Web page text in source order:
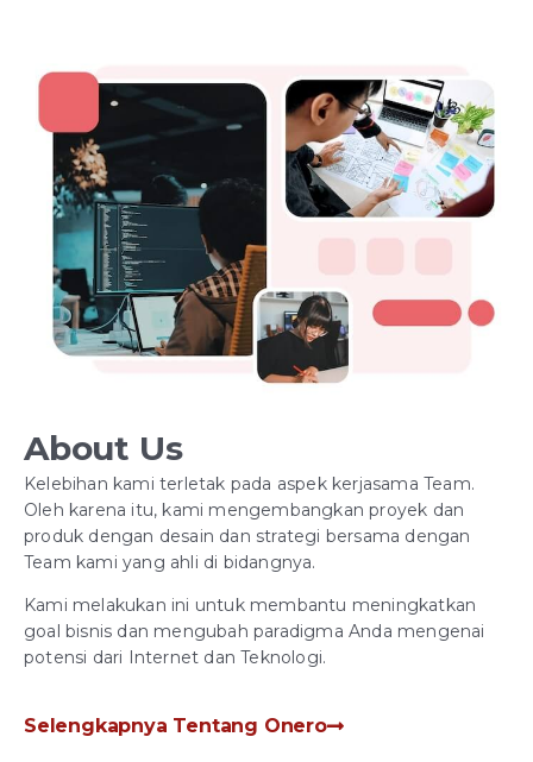
About Us
Kelebihan kami terletak pada aspek kerjasama Team.
Oleh karena itu, kami mengembangkan proyek dan
produk dengan desain dan strategi bersama dengan
Team kami yang ahli di bidangnya.
Kami melakukan ini untuk membantu meningkatkan
goal bisnis dan mengubah paradigma Anda mengenai
potensi dari Internet dan Teknologi.
Selengkapnya Tentang Onero